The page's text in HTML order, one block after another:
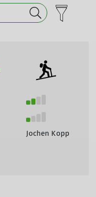
Jochen Kopp